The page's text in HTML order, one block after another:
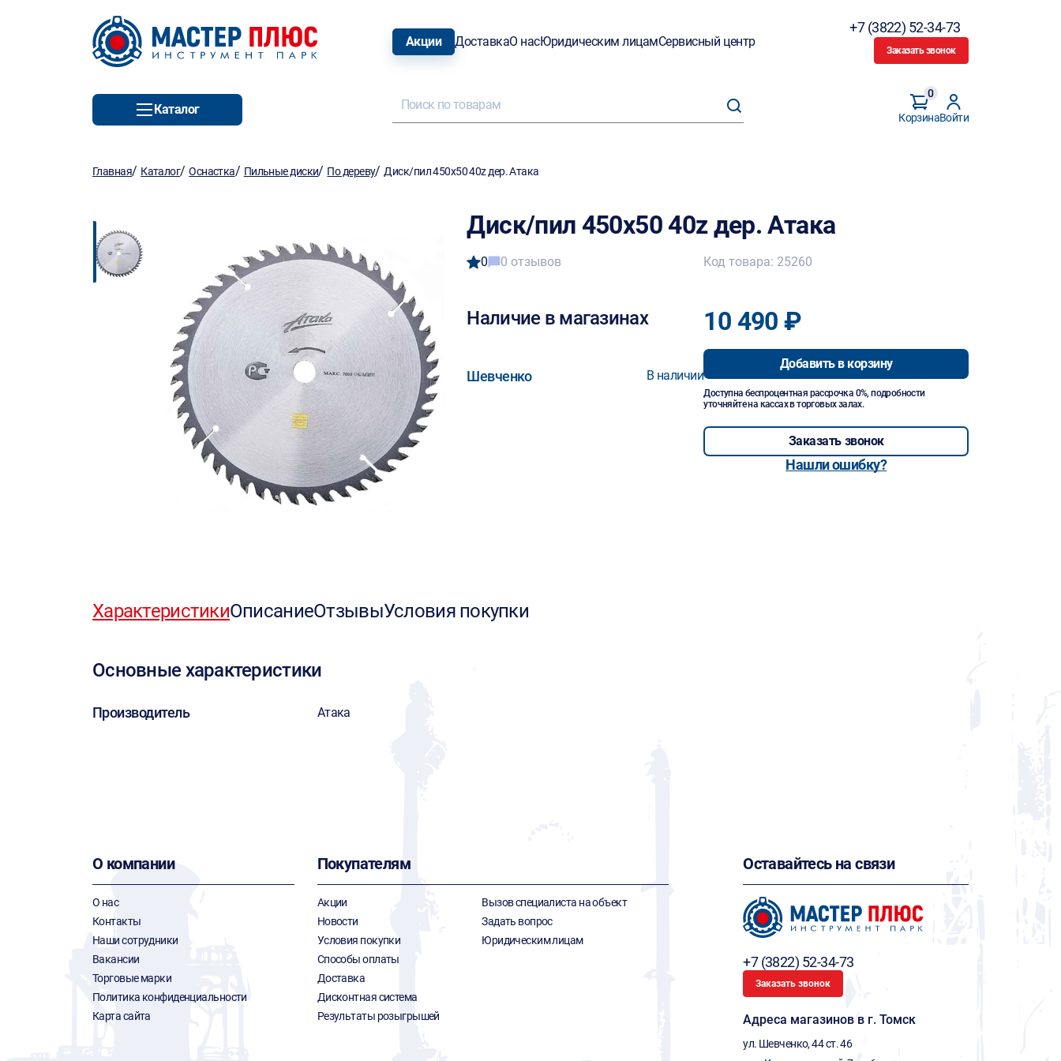
Акции ДоставкаО насЮридическим лицамСервисный центр
+7 (3822) 52-34-73
Заказать звонок
Каталог
Корзина
0
Войти
Главная/ Каталог/Оснастка/ Пильные диски/ По дереву/Диск/пил 450х50 40z дер. Атака
Диск/пил 450х50 40z дер. Атака
0 0 отзывов
Наличие в магазинах
Шевченко В наличии
Код товара: 25260
10 490 ₽
Добавить в корзину
Доступна беспроцентная рассрочка 0%, подробности
уточняйте на кассах в торговых залах.
Заказать звонок
Нашли ошибку?
ХарактеристикиОписаниеОтзывыУсловия покупки
Основные характеристики
Производитель Атака
О компании
О нас
Контакты
Наши сотрудники
Вакансии
Торговые марки
Политика конфиденциальности
Карта сайта
Покупателям
Акции
Новости
Условия покупки
Способы оплаты
Доставка
Дисконтная система
Результаты розыгрышей
Вызов специалиста на объект
Задать вопрос
Юридическим лицам
Оставайтесь на связи
+7 (3822) 52-34-73
Заказать звонок
Адреса магазинов в г. Томск
ул. Шевченко, 44 ст. 46